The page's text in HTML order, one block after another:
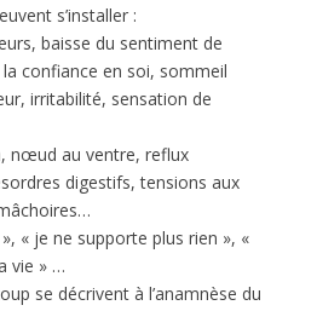
s’installer :
baisse du sentiment de
confiance en soi, sommeil
irritabilité, sensation de
nœud au ventre, reflux
digestifs, tensions aux
« je ne supporte plus rien », «
vie » …
se décrivent à l’anamnèse du